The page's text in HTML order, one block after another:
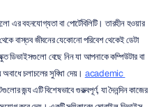
বহনযোগ্যতা বা পোর্টেবিলিটি। তারহীন হওয়ার
বাস্তব জীবনের যেকোনো পরিবেশ থেকেই ডেটা
ডিভাইসগুলো বেছে নিন যা আপনাকে কম্পিউটার বা
চলাচলের সুবিধা দেয়। academic
জন্য এটি বিশেষভাবে গুরুত্বপূর্ণ, যা দৈনন্দিন কাজের